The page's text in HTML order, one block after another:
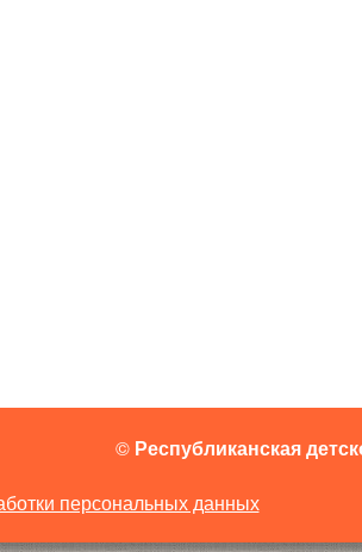
© Республиканская
персональных данных